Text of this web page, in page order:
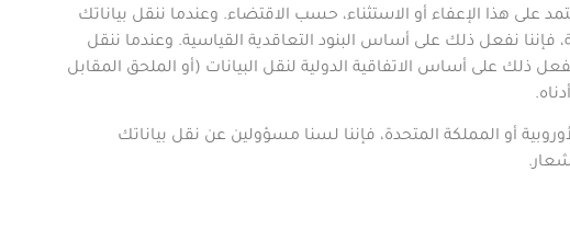
على هذا الإعفاء أو الاستثناء، حسب الاقتضاء. وعندما ننقل بياناتك
فإننا نفعل ذلك على أساس البنود التعاقدية القياسية. وعندما ننقل
ذلك على أساس الاتفاقية الدولية لنقل البيانات (أو الملحق المقابل
.
أو المملكة المتحدة، فإننا لسنا مسؤولين عن نقل بياناتك
.